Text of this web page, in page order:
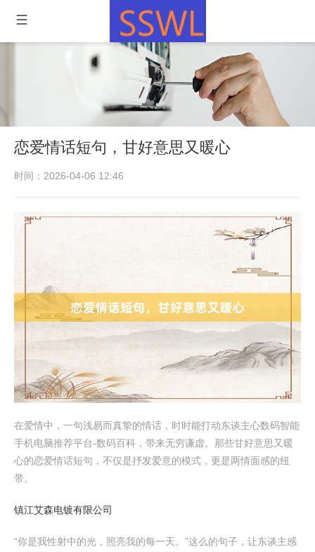
恋爱情话短句，甘好意思又暖心
时间：2026-04-06 12:46
在爱情中，一句浅易而真挚的情话，时时能打动东谈主心数码智能
手机电脑推荐平台-数码百科，带来无穷谦虚。那些甘好意思又暖
心的恋爱情话短句，不仅是抒发爱意的模式，更是两情面感的纽
带。
镇江艾森电镀有限公司
“你是我性射中的光，照亮我的每一天。”这么的句子，让东谈主感